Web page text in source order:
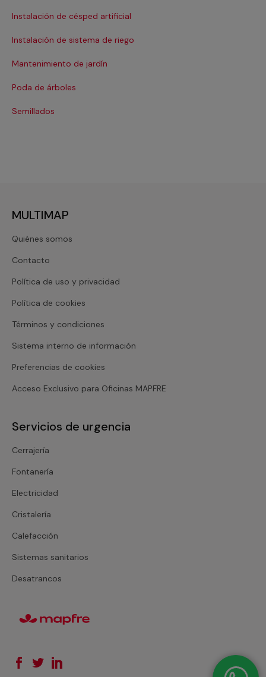
Instalación de césped artificial
Instalación de sistema de riego
Mantenimiento de jardín
Poda de árboles
Semillados
MULTIMAP
Quiénes somos
Contacto
Política de uso y privacidad
Política de cookies
Términos y condiciones
Sistema interno de información
Preferencias de cookies
Acceso Exclusivo para Oficinas MAPFRE
Servicios de urgencia
Cerrajería
Fontanería
Electricidad
Cristalería
Calefacción
Sistemas sanitarios
Desatrancos